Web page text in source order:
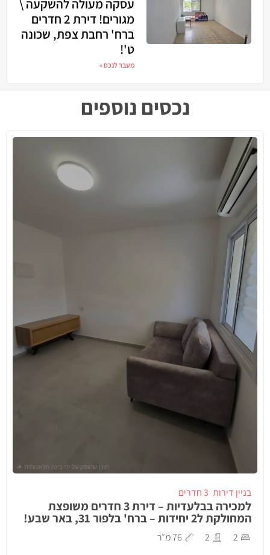
עסקה מעולה להשקעה \
מגורים! דירת 2 חדרים
ברח' רחבת צפת, שכונה
ט'!
מעבר לנכס »
נכסים נוספים
בניין דירות 3 חדרים
למכירה בבלעדיות – דירת 3 חדרים משופצת
המחולקת ל2 יחידות – ברח' בלפור 31, באר שבע!
2
2 76 מ״ר